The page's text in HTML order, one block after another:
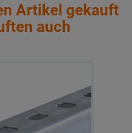
Artikel gekauft
auch